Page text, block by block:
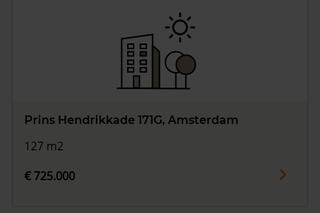
Prins Hendrikkade 171G, Amsterdam
127 m2
€ 725.000